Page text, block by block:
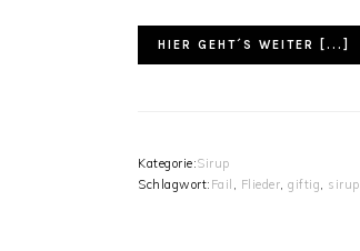
HIER GEHT´S WEITER [...]
Kategorie:Sirup
Schlagwort: Fail , Flieder, giftig, sirup